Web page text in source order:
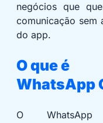
negócios que
comunicação sem
do app.
O que é
WhatsApp
O WhatsApp